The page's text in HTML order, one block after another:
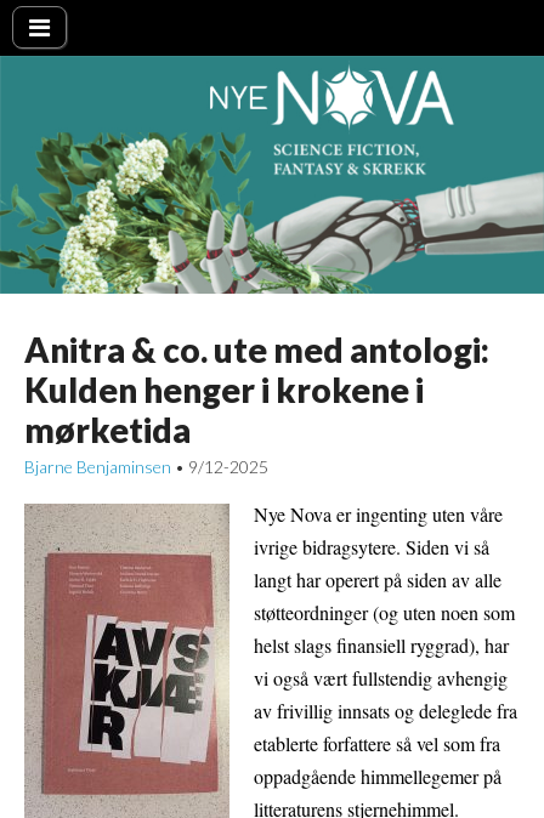
Nye NOVA
Anitra & co. ute med antologi:
Kulden henger i krokene i
mørketida
Bjarne Benjaminsen • 9/12-2025
Nye Nova er ingenting uten våre
ivrige bidragsytere. Siden vi så
langt har operert på siden av alle
støtteordninger (og uten noen som
helst slags finansiell ryggrad), har
vi også vært fullstendig avhengig
av frivillig innsats og deleglede fra
etablerte forfattere så vel som fra
oppadgående himmellegemer på
litteraturens stjernehimmel.